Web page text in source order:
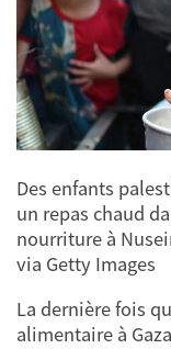
Des enfants
un repas chaud
nourriture à
via Getty Images
La dernière fois
alimentaire à